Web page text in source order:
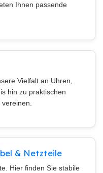
Ihnen passende
Vielfalt an Uhren,
hin zu praktischen
& Netzteile
Hier finden Sie stabile